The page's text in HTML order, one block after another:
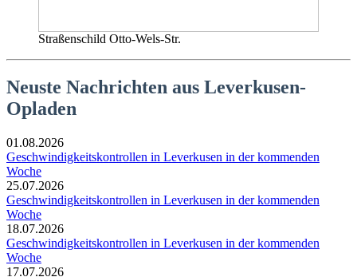
Straßenschild Otto-Wels-Str.
Neuste Nachrichten aus Leverkusen-
Opladen
01.08.2026
Geschwindigkeitskontrollen in Leverkusen in der kommenden
Woche
25.07.2026
Geschwindigkeitskontrollen in Leverkusen in der kommenden
Woche
18.07.2026
Geschwindigkeitskontrollen in Leverkusen in der kommenden
Woche
17.07.2026